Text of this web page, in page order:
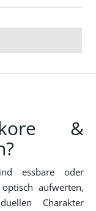
&
essbare oder
aufwerten,
Charakter